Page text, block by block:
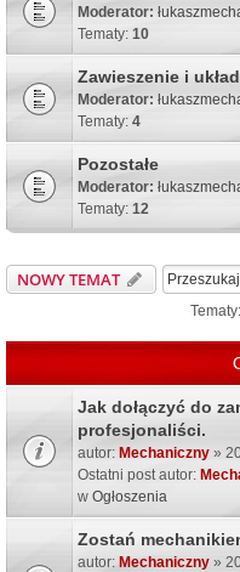
Moderator:
Tematy: 10
Zawieszenie i
Moderator:
Tematy: 4
Pozostałe
Moderator:
Tematy: 12
NOWY TEMAT
Jak dołączyć do
profesjonaliści.
autor: Mechaniczny »
Ostatni post autor:
w Ogłoszenia
Zostań
autor: Mechaniczny »